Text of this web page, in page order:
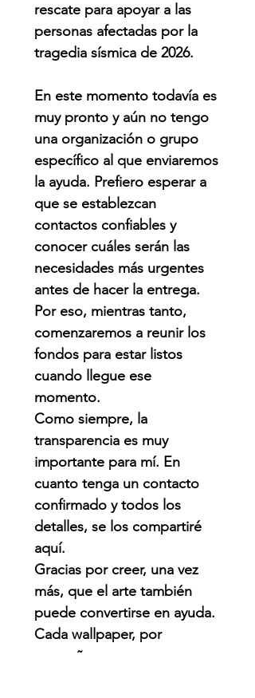
rescate para apoyar a las
personas afectadas por la
tragedia sísmica de 2026.
En este momento todavía es
muy pronto y aún no tengo
una organización o grupo
específico al que enviaremos
la ayuda. Prefiero esperar a
que se establezcan
contactos confiables y
conocer cuáles serán las
necesidades más urgentes
antes de hacer la entrega.
Por eso, mientras tanto,
comenzaremos a reunir los
fondos para estar listos
cuando llegue ese
momento.
Como siempre, la
transparencia es muy
importante para mí. En
cuanto tenga un contacto
confirmado y todos los
detalles, se los compartiré
aquí.
Gracias por creer, una vez
más, que el arte también
puede convertirse en ayuda.
Cada wallpaper, por
pequeño que parezca,